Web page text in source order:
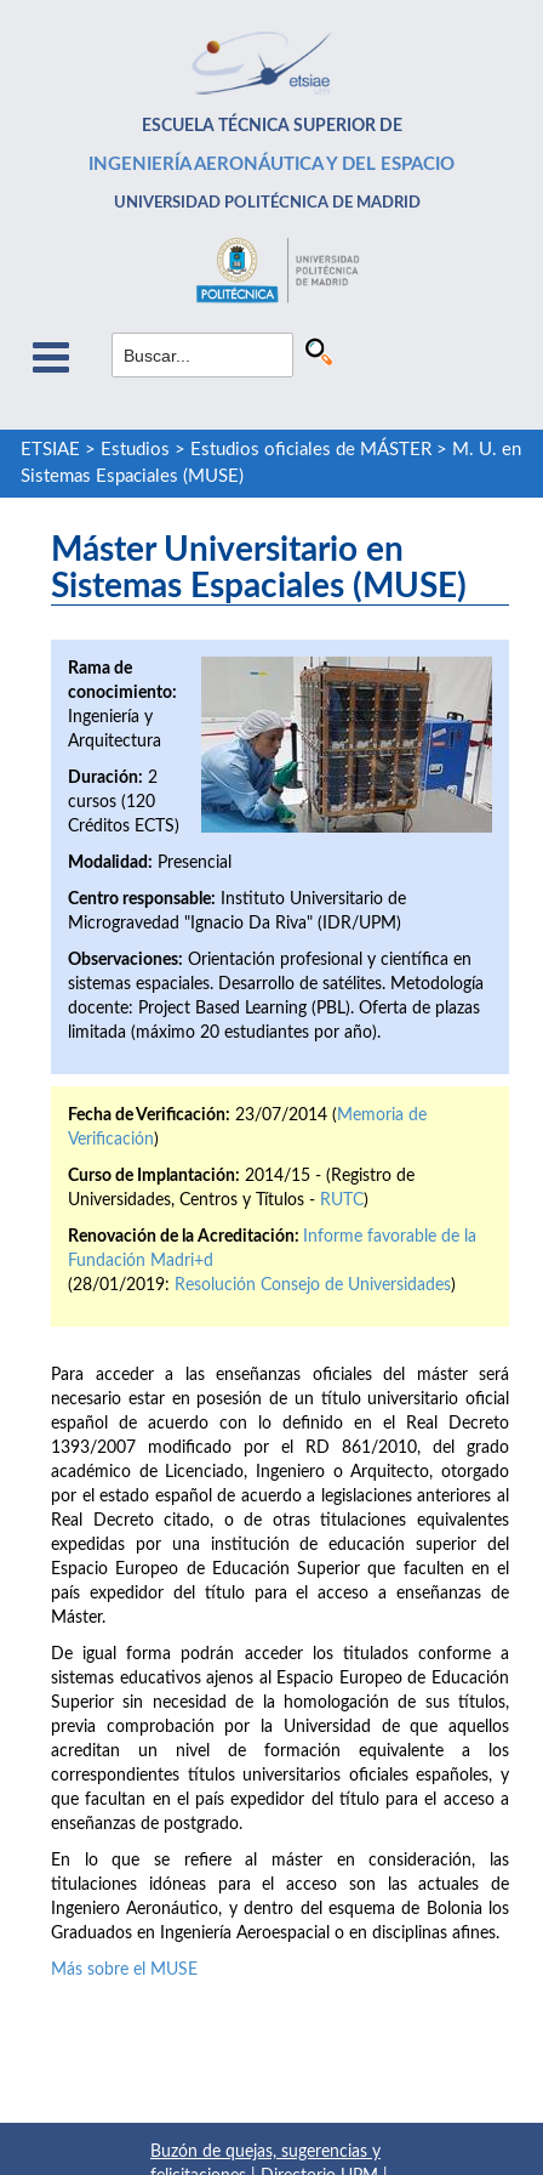
ESCUELA TÉCNICA SUPERIOR DE
INGENIERÍA AERONÁUTICA Y DEL ESPACIO
UNIVERSIDAD POLITÉCNICA DE MADRID
ETSIAE > Estudios > Estudios oficiales de MÁSTER> M. U. en
Sistemas Espaciales (MUSE)
Máster Universitario en
Sistemas Espaciales (MUSE)
Rama de
conocimiento:
Ingeniería y
Arquitectura
Duración: 2
cursos (120
Créditos ECTS)
Modalidad: Presencial
Centro responsable: Instituto Universitario de
Microgravedad "Ignacio Da Riva" (IDR/UPM)
Observaciones: Orientación profesional y científica en
sistemas espaciales. Desarrollo de satélites. Metodología
docente: Project Based Learning (PBL). Oferta de plazas
limitada (máximo 20 estudiantes por año).
Fecha de Verificación: 23/07/2014 ( Memoria de
Verificación)
Curso de Implantación: 2014/15 - (Registro de
Universidades, Centros y Títulos - RUTC)
Renovación de la Acreditación:
Informe favorable de la
Fundación Madri+d
(28/01/2019: Resolución Consejo de Universidades)
Para acceder a las enseñanzas oficiales del máster será
necesario estar en posesión de un título universitario oficial
español de acuerdo con lo definido en el Real Decreto
1393/2007 modificado por el RD 861/2010, del grado
académico de Licenciado, Ingeniero o Arquitecto, otorgado
por el estado español de acuerdo a legislaciones anteriores al
Real Decreto citado, o de otras titulaciones equivalentes
expedidas por una institución de educación superior del
Espacio Europeo de Educación Superior que faculten en el
país expedidor del título para el acceso a enseñanzas de
Máster.
De igual forma podrán acceder los titulados conforme a
sistemas educativos ajenos al Espacio Europeo de Educación
Superior sin necesidad de la homologación de sus títulos,
previa comprobación por la Universidad de que aquellos
acreditan un nivel de formación equivalente a los
correspondientes títulos universitarios oficiales españoles, y
que facultan en el país expedidor del título para el acceso a
enseñanzas de postgrado.
En lo que se refiere al máster en consideración, las
titulaciones idóneas para el acceso son las actuales de
Ingeniero Aeronáutico, y dentro del esquema de Bolonia los
Graduados en Ingeniería Aeroespacial o en disciplinas afines.
Más sobre el MUSE
Buzón de quejas, sugerencias y